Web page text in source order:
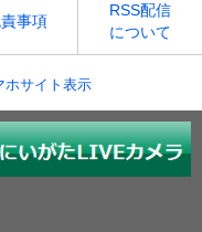
事項
RSS配信
について
ホサイト表示